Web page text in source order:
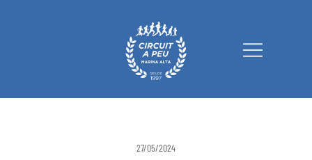
Circuit a Peu Marina Alta
27/05/2024